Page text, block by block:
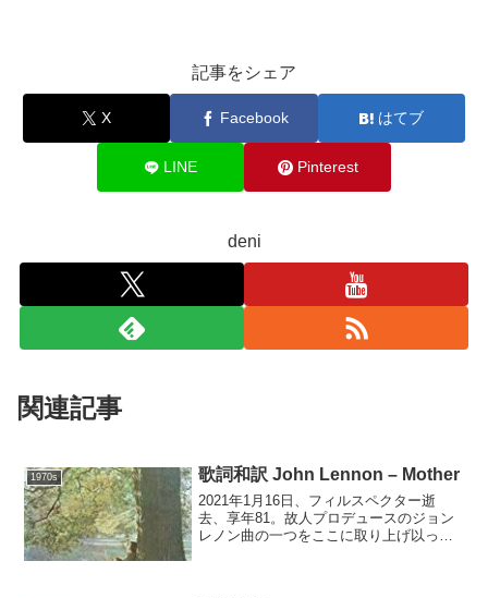
記事をシェア
X Facebook はてブ
LINE Pinterest
deni
関連記事
1970s 歌詞和訳 John Lennon – Mother
2021年1月16日、フィルスペクター逝
去、享年81。故人プロデュースのジョン
レノン曲の一つをここに取り上げ以って